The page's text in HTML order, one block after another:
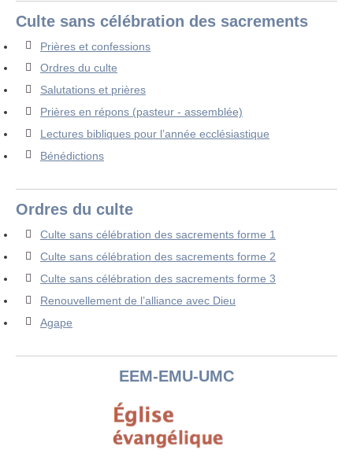
Culte sans célébration des sacrements
Prières et confessions
Ordres du culte
Salutations et prières
Prières en répons (pasteur - assemblée)
Lectures bibliques pour l’année ecclésiastique
Bénédictions
Ordres du culte
Culte sans célébration des sacrements forme 1
Culte sans célébration des sacrements forme 2
Culte sans célébration des sacrements forme 3
Renouvellement de l’alliance avec Dieu
Agape
EEM-EMU-UMC